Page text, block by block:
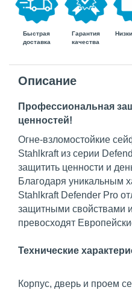
Быстрая
доставка
Гарантия
качества
Описание
Профессиональная
ценностей!
Огне-взломостойкие
Stahlkraft из серии
защитить ценности и
Благодаря уникальным
Stahlkraft Defender Pro
защитными свойствами
превосходят
Технические
Корпус, дверь и проем